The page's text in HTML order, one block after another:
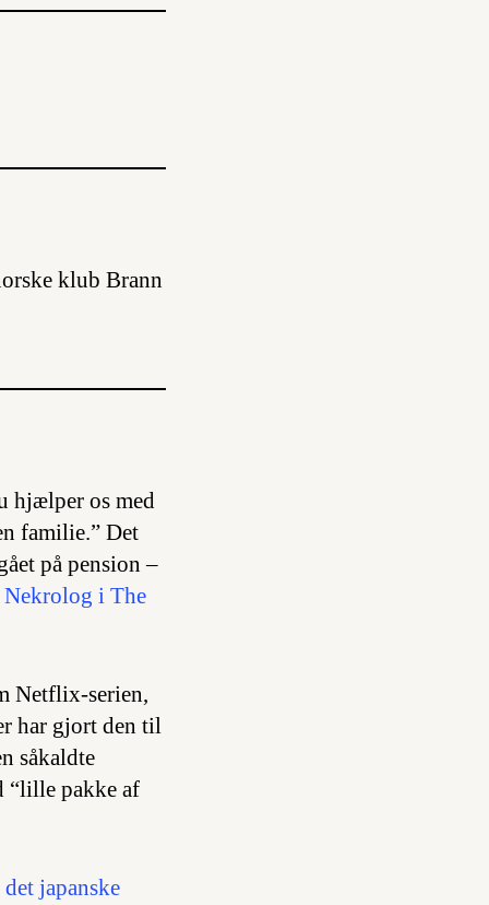
klub Brann
hjælper os med
familie.” Det
på pension –
Nekrolog i The
Netflix-serien,
har gjort den til
såkaldte
“lille pakke af
japanske